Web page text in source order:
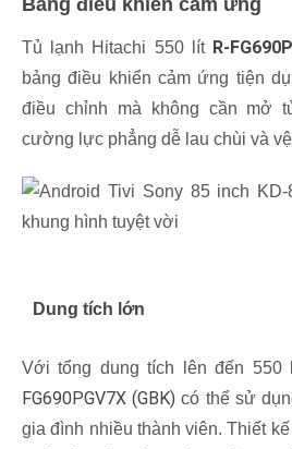
Bảng điều khiển cảm ứng
Tủ lạnh Hitachi 550 lít R-
bảng điều khiển cảm ứng tiện
điều chỉnh mà không cần mở
cường lực phẳng dễ lau chùi và
Dung tích lớn
Với tổng dung tích lên đến 550
FG690PGV7X (GBK)có thể sử
gia đình nhiều thành viên. Thiết